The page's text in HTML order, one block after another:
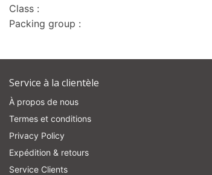
Class :
Packing group :
Service à la clientèle
À propos de nous
Termes et conditions
Privacy Policy
Expédition & retours
Service Clients